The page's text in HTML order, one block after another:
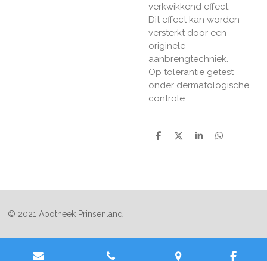
verkwikkend effect.
Dit effect kan worden
versterkt door een
originele
aanbrengtechniek.
Op tolerantie getest
onder dermatologische
controle.
D
D
S
D
© 2021 Apotheek Prinsenland